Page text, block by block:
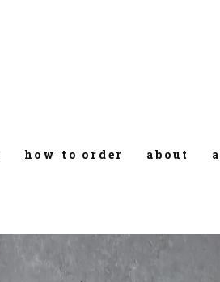
how to order about